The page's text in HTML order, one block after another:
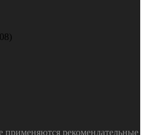
рекомендательные